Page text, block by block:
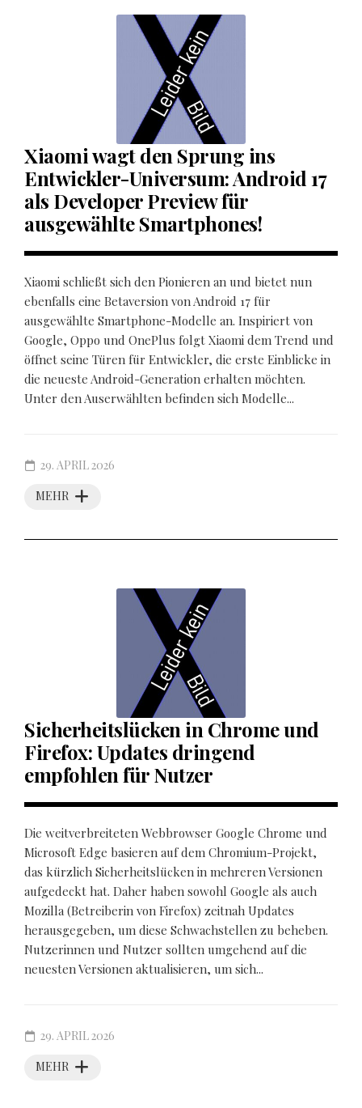
Xiaomi wagt den Sprung ins
Entwickler-Universum: Android 17
als Developer Preview für
ausgewählte Smartphones!
Xiaomi schließt sich den Pionieren an und bietet nun
ebenfalls eine Betaversion von Android 17 für
ausgewählte Smartphone-Modelle an. Inspiriert von
Google, Oppo und OnePlus folgt Xiaomi dem Trend und
öffnet seine Türen für Entwickler, die erste Einblicke in
die neueste Android-Generation erhalten möchten.
Unter den Auserwählten befinden sich Modelle...
MEHR
29. APRIL 2026
Sicherheitslücken in Chrome und
Firefox: Updates dringend
empfohlen für Nutzer
Die weitverbreiteten Webbrowser Google Chrome und
Microsoft Edge basieren auf dem Chromium-Projekt,
das kürzlich Sicherheitslücken in mehreren Versionen
aufgedeckt hat. Daher haben sowohl Google als auch
Mozilla (Betreiberin von Firefox) zeitnah Updates
herausgegeben, um diese Schwachstellen zu beheben.
Nutzerinnen und Nutzer sollten umgehend auf die
neuesten Versionen aktualisieren, um sich...
MEHR
29. APRIL 2026